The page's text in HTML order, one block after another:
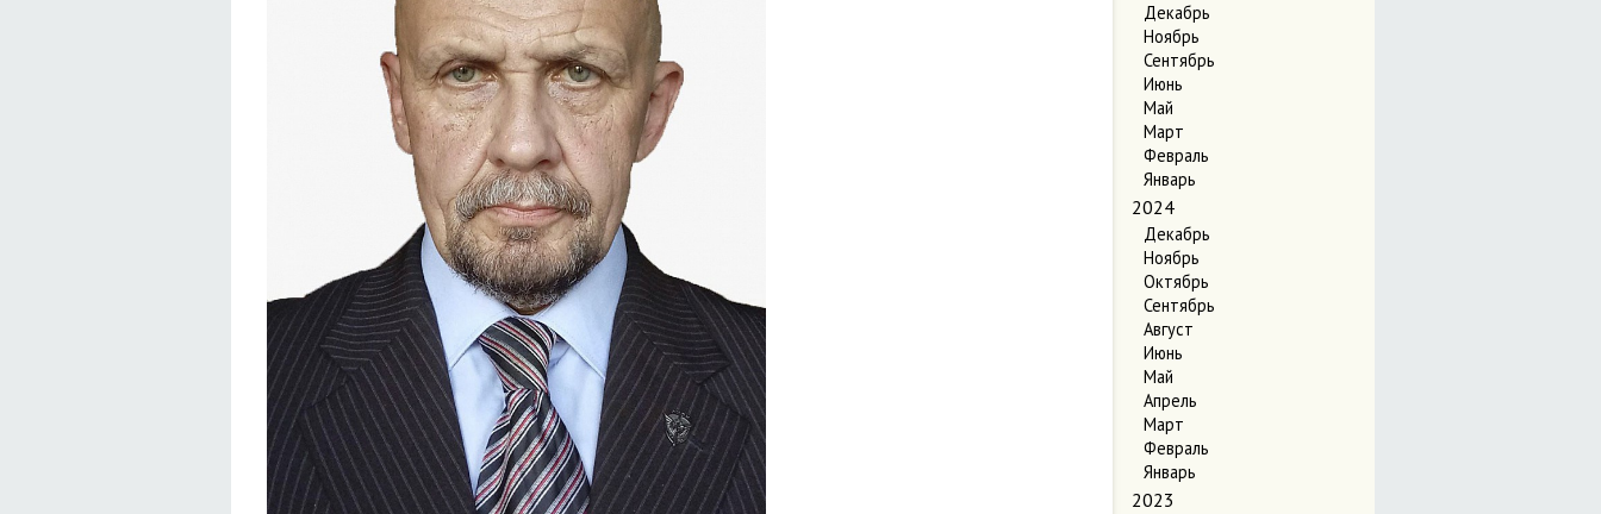
Декабрь
Ноябрь
Сентябрь
Июнь
Май
Март
Февраль
Январь
2024
Декабрь
Ноябрь
Октябрь
Сентябрь
Август
Июнь
Май
Апрель
Март
Февраль
Январь
2023